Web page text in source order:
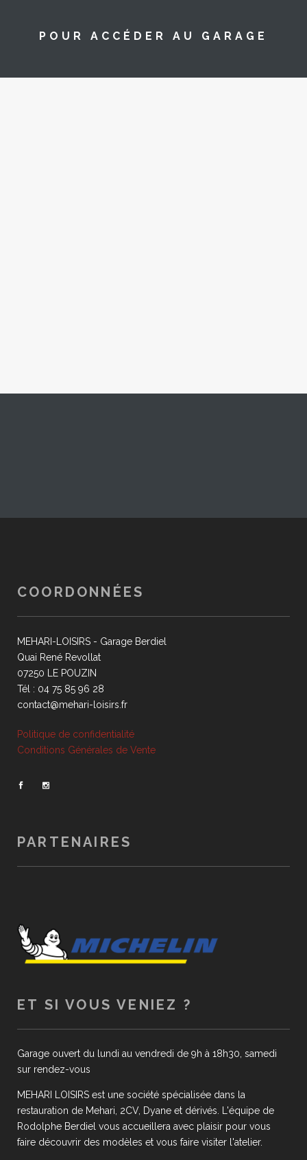
POUR ACCÉDER AU GARAGE
COORDONNÉES
MEHARI-LOISIRS - Garage Berdiel
Quai René Revollat
07250 LE POUZIN
Tél : 04 75 85 96 28
contact@mehari-loisirs.fr
Politique de confidentialité
Conditions Générales de Vente
PARTENAIRES
ET SI VOUS VENIEZ ?
Garage ouvert du lundi au vendredi de 9h à 18h30, samedi
sur rendez-vous
MEHARI LOISIRS est une société spécialisée dans la
restauration de Mehari, 2CV, Dyane et dérivés. L'équipe de
Rodolphe Berdiel vous accueillera avec plaisir pour vous
faire découvrir des modèles et vous faire visiter l'atelier.